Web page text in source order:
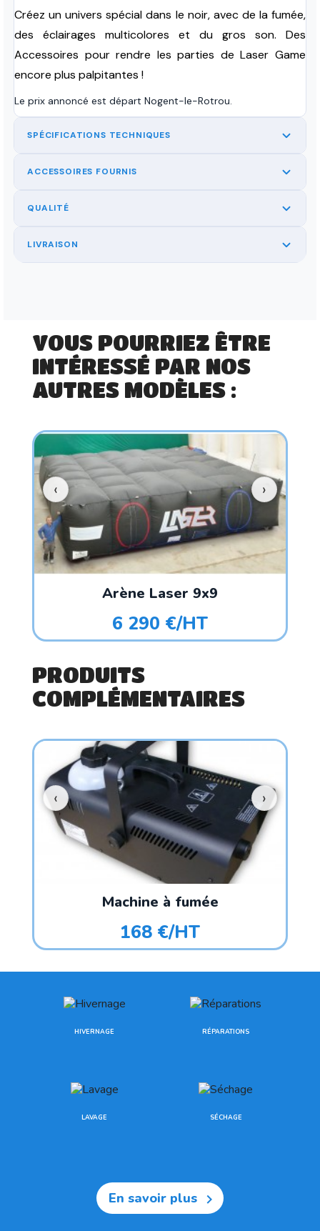
Créez un univers spécial dans le noir, avec de la fumée,
des éclairages multicolores et du gros son. Des
Accessoires pour rendre les parties de Laser Game
encore plus palpitantes !
Le prix annoncé est départ Nogent-le-Rotrou.
SPÉCIFICATIONS TECHNIQUES
ACCESSOIRES FOURNIS
QUALITÉ
LIVRAISON
VOUS POURRIEZ ÊTRE
INTÉRESSÉ PAR NOS
AUTRES MODÈLES :
Arène Laser 9x9
6 290 €/HT
PRODUITS
COMPLÉMENTAIRES
Machine à fumée
168 €/HT
HIVERNAGE RÉPARATIONS
LAVAGE SÉCHAGE
En savoir plus 